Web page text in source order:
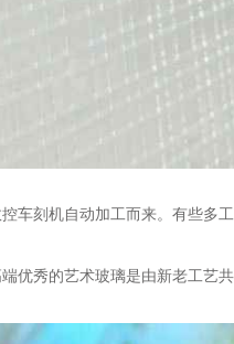
车刻机自动加工而来。有些多
优秀的艺术玻璃是由新老工艺